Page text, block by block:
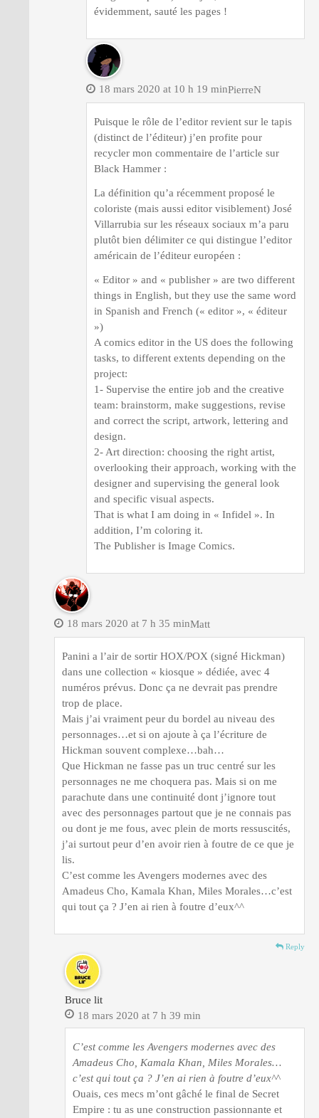
évidemment, sauté les pages !
PierreN
18 mars 2020 at 10 h 19 min
Puisque le rôle de l’editor revient sur le tapis
(distinct de l’éditeur) j’en profite pour
recycler mon commentaire de l’article sur
Black Hammer :
La définition qu’a récemment proposé le
coloriste (mais aussi editor visiblement) José
Villarrubia sur les réseaux sociaux m’a paru
plutôt bien délimiter ce qui distingue l’editor
américain de l’éditeur européen :
« Editor » and « publisher » are two different
things in English, but they use the same word
in Spanish and French (« editor », « éditeur
»)
A comics editor in the US does the following
tasks, to different extents depending on the
project:
1- Supervise the entire job and the creative
team: brainstorm, make suggestions, revise
and correct the script, artwork, lettering and
design.
2- Art direction: choosing the right artist,
overlooking their approach, working with the
designer and supervising the general look
and specific visual aspects.
That is what I am doing in « Infidel ». In
addition, I’m coloring it.
The Publisher is Image Comics.
Matt
18 mars 2020 at 7 h 35 min
Panini a l’air de sortir HOX/POX (signé Hickman)
dans une collection « kiosque » dédiée, avec 4
numéros prévus. Donc ça ne devrait pas prendre
trop de place.
Mais j’ai vraiment peur du bordel au niveau des
personnages…et si on ajoute à ça l’écriture de
Hickman souvent complexe…bah…
Que Hickman ne fasse pas un truc centré sur les
personnages ne me choquera pas. Mais si on me
parachute dans une continuité dont j’ignore tout
avec des personnages partout que je ne connais pas
ou dont je me fous, avec plein de morts ressuscités,
j’ai surtout peur d’en avoir rien à foutre de ce que je
lis.
C’est comme les Avengers modernes avec des
Amadeus Cho, Kamala Khan, Miles Morales…c’est
qui tout ça ? J’en ai rien à foutre d’eux^^
Reply
Bruce lit
18 mars 2020 at 7 h 39 min
C’est comme les Avengers modernes avec des
Amadeus Cho, Kamala Khan, Miles Morales…
c’est qui tout ça ? J’en ai rien à foutre d’eux^^
Ouais, ces mecs m’ont gâché le final de Secret
Empire : tu as une construction passionnante et